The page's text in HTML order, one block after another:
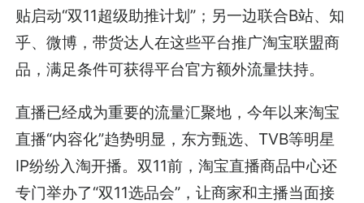
贴启动“双11超级助推计划”；另一边联合B站、知
乎、微博，带货达人在这些平台推广淘宝联盟商
品，满足条件可获得平台官方额外流量扶持。
直播已经成为重要的流量汇聚地，今年以来淘宝
直播“内容化”趋势明显，东方甄选、TVB等明星
IP纷纷入淘开播。双11前，淘宝直播商品中心还
专门举办了“双11选品会”，让商家和主播当面接